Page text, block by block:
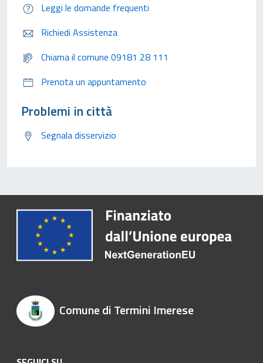
Leggi le domande frequenti
Richiedi Assistenza
Chiama il comune 09181 28 111
Prenota un appuntamento
Problemi in città
Segnala disservizio
Comune di Termini Imerese